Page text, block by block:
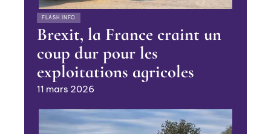
FLASH INFO
Brexit, la France craint un
coup dur pour les
exploitations agricoles
11 mars 2026